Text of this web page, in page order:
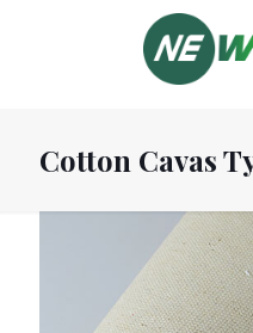
Cotton Cavas